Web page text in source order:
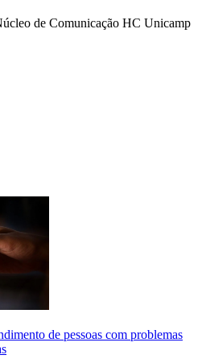
de Comunicação HC Unicamp
de pessoas com problemas